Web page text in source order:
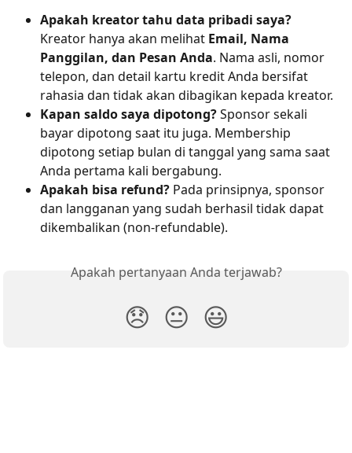
Apakah kreator tahu data pribadi saya?
Kreator hanya akan melihat Email, Nama
Panggilan, dan Pesan Anda. Nama asli, nomor
telepon, dan detail kartu kredit Anda bersifat
rahasia dan tidak akan dibagikan kepada kreator.
Kapan saldo saya dipotong? Sponsor sekali
bayar dipotong saat itu juga. Membership
dipotong setiap bulan di tanggal yang sama saat
Anda pertama kali bergabung.
Apakah bisa refund? Pada prinsipnya, sponsor
dan langganan yang sudah berhasil tidak dapat
dikembalikan (non-refundable).
Apakah pertanyaan Anda terjawab?
😞 😐 😃